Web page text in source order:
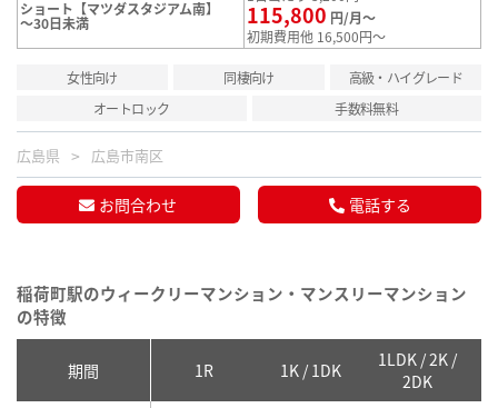
ショート【マツダスタジアム南】
～30日未満 115,800 円/月～
初期費用他 16,500円～
女性向け 同棲向け
高級・ハイグレード
オートロック
手数料無料
広島県 広島市南区
お問合わせ 電話する
稲荷町駅のウィークリーマンション・マンスリーマンション
の特徴
期間 1R 1K / 1DK
1LDK / 2K /
2DK